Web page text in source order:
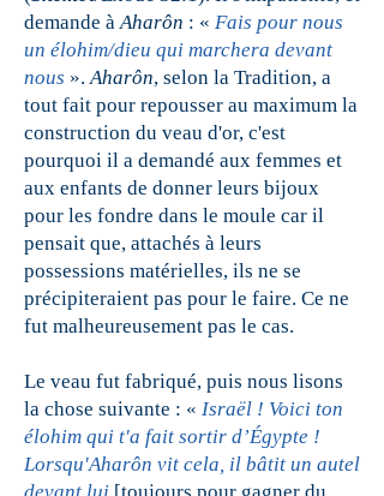
demande àAharôn : « Fais pour nous
un élohim/dieu qui marchera devant
nous ».Aharôn, selon la Tradition, a
tout fait pour repousser au maximum la
construction du veau d'or, c'est
pourquoi il a demandé aux femmes et
aux enfants de donner leurs bijoux
pour les fondre dans le moule car il
pensait que, attachés à leurs
possessions matérielles, ils ne se
précipiteraient pas pour le faire. Ce ne
fut malheureusement pas le cas.
Le veau fut fabriqué, puis nous lisons
la chose suivante : « Israël ! Voici ton
élohim qui t'a fait sortir d’Égypte !
Lorsqu'Aharôn vit cela, il bâtit un autel